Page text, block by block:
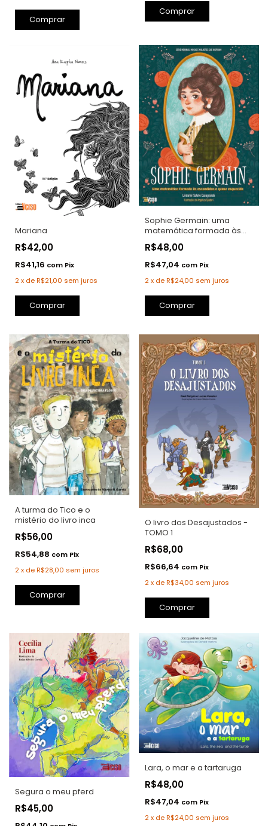
Comprar
Comprar
Mariana
R$42,00
R$41,16 com Pix
2x deR$21,00 sem juros
Sophie Germain: uma
matemática formada às
escondidas e quase
esquecida
R$48,00
R$47,04 com Pix
2 x deR$24,00 sem juros
Comprar
A turma do Tico e o
mistério do livro inca
R$56,00
R$54,88 com Pix
2x deR$28,00 sem juros
Comprar
O livro dos Desajustados -
TOMO 1
R$68,00
R$66,64 com Pix
2 x deR$34,00 sem juros
Comprar
Segura o meu pferd
R$45,00
Lara, o mar e a tartaruga
R$48,00
R$47,04 com Pix
2 x deR$24,00 sem juros